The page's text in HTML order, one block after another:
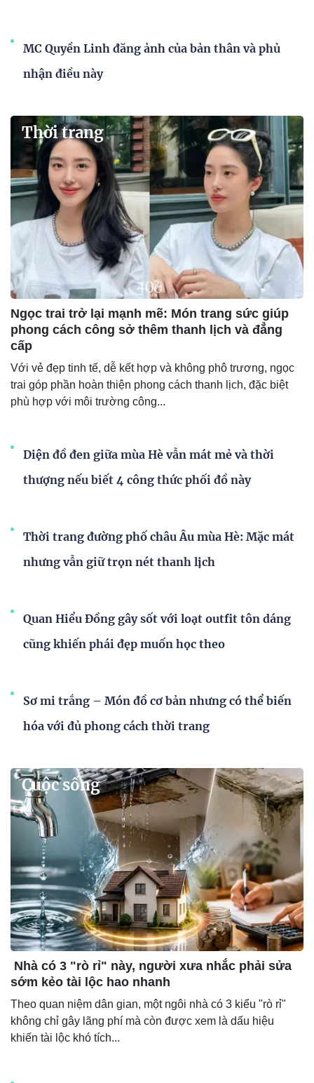
MC Quyền Linh đăng ảnh của bản thân và phủ
nhận điều này
Thời trang
Ngọc trai trở lại mạnh mẽ: Món trang sức giúp
phong cách công sở thêm thanh lịch và đẳng
cấp
Với vẻ đẹp tinh tế, dễ kết hợp và không phô trương, ngọc
trai góp phần hoàn thiện phong cách thanh lịch, đặc biệt
phù hợp với môi trường công...
Diện đồ đen giữa mùa Hè vẫn mát mẻ và thời
thượng nếu biết 4 công thức phối đồ này
Thời trang đường phố châu Âu mùa Hè: Mặc mát
nhưng vẫn giữ trọn nét thanh lịch
Quan Hiểu Đồng gây sốt với loạt outfit tôn dáng
cũng khiến phái đẹp muốn học theo
Sơ mi trắng – Món đồ cơ bản nhưng có thể biến
hóa với đủ phong cách thời trang
Cuộc sống
Nhà có 3 "rò rỉ" này, người xưa nhắc phải sửa
sớm kẻo tài lộc hao nhanh
Theo quan niệm dân gian, một ngôi nhà có 3 kiểu "rò rỉ"
không chỉ gây lãng phí mà còn được xem là dấu hiệu
khiến tài lộc khó tích...